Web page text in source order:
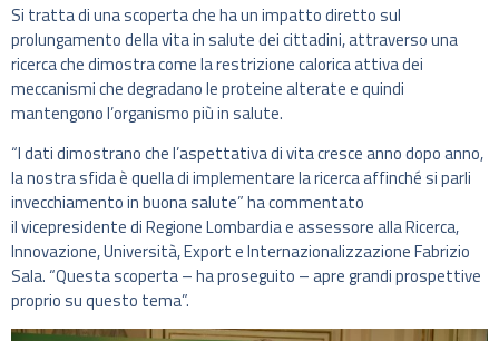
Si tratta di una scoperta che ha un impatto diretto sul
prolungamento della vita in salute dei cittadini, attraverso una
ricerca che dimostra come la restrizione calorica attiva dei
meccanismi che degradano le proteine alterate e quindi
mantengono l’organismo più in salute.
“I dati dimostrano che l’aspettativa di vita cresce anno dopo anno,
la nostra sfida è quella di implementare la ricerca affinché si parli
invecchiamento in buona salute” ha commentato
il vicepresidente di Regione Lombardia e assessore alla Ricerca,
Innovazione, Università, Export e Internazionalizzazione Fabrizio
Sala. “Questa scoperta – ha proseguito – apre grandi prospettive
proprio su questo tema”.